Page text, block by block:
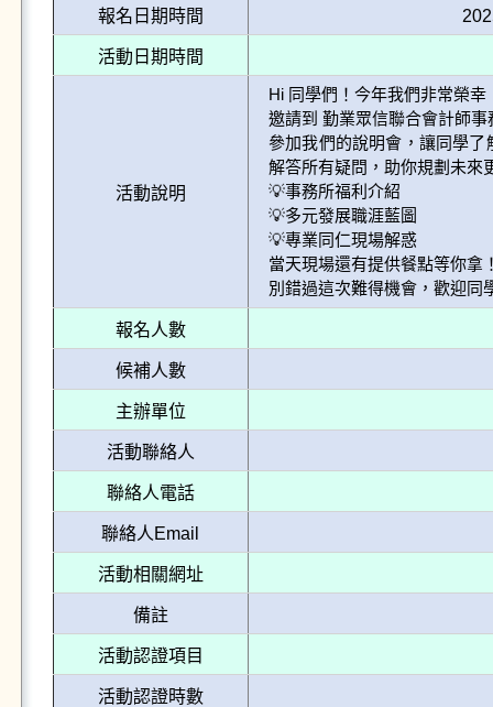
報名日期時間
活動日期時間
活動說明
Hi 同學們！今年我們非常榮幸
邀請到 勤業眾信聯合會計師
參加我們的說明會，讓同學
解答所有疑問，助你規劃未來
💡事務所福利介紹
💡多元發展職涯藍圖
💡專業同仁現場解惑
當天現場還有提供餐點等你拿
報名人數
候補人數
主辦單位
活動聯絡人
聯絡人電話
聯絡人Email
活動相關網址
備註
活動認證項目
活動認證時數